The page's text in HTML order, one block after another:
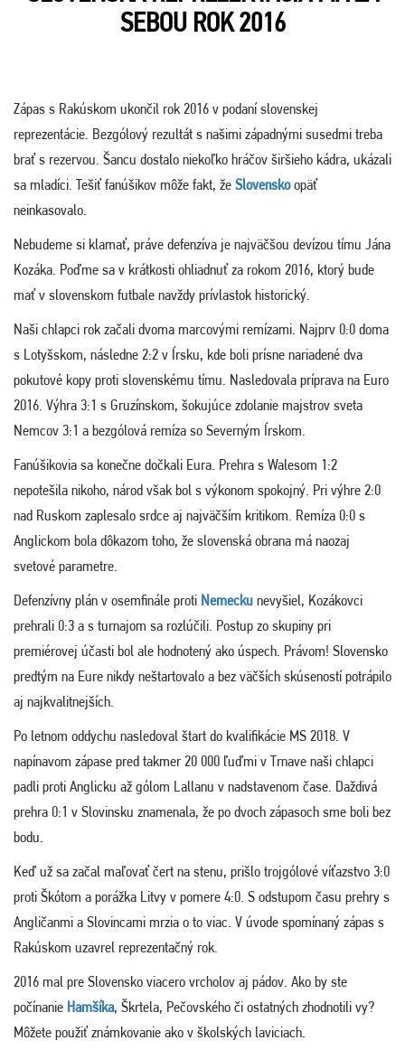
SEBOU ROK 2016
Zápas s Rakúskom ukončil rok 2016 v podaní slovenskej
reprezentácie. Bezgólový rezultát s našimi západnými susedmi treba
brať s rezervou. Šancu dostalo niekoľko hráčov širšieho kádra, ukázali
sa mladíci. Tešiť fanúšikov môže fakt, že Slovenskoopäť
neinkasovalo.
Nebudeme si klamať, práve defenzíva je najväčšou devízou tímu Jána
Kozáka. Poďme sa v krátkosti ohliadnuť za rokom 2016, ktorý bude
mať v slovenskom futbale navždy prívlastok historický.
Naši chlapci rok začali dvoma marcovými remízami. Najprv 0:0 doma
s Lotyšskom, následne 2:2 v Írsku, kde boli prísne nariadené dva
pokutové kopy proti slovenskému tímu. Nasledovala príprava na Euro
2016. Výhra 3:1 s Gruzínskom, šokujúce zdolanie majstrov sveta
Nemcov 3:1 a bezgólová remíza so Severným Írskom.
Fanúšikovia sa konečne dočkali Eura. Prehra s Walesom 1:2
nepotešila nikoho, národ však bol s výkonom spokojný. Pri výhre 2:0
nad Ruskom zaplesalo srdce aj najväčším kritikom. Remíza 0:0 s
Anglickom bola dôkazom toho, že slovenská obrana má naozaj
svetové parametre.
Defenzívny plán v osemfinále proti Nemecku nevyšiel, Kozákovci
prehrali 0:3 a s turnajom sa rozlúčili. Postup zo skupiny pri
premiérovej účasti bol ale hodnotený ako úspech. Právom! Slovensko
predtým na Eure nikdy neštartovalo a bez väčších skúseností potrápilo
aj najkvalitnejších.
Po letnom oddychu nasledoval štart do kvalifikácie MS 2018. V
napínavom zápase pred takmer 20 000 ľuďmi v Trnave naši chlapci
padli proti Anglicku až gólom Lallanu v nadstavenom čase. Daždivá
prehra 0:1 v Slovinsku znamenala, že po dvoch zápasoch sme boli bez
bodu.
Keď už sa začal maľovať čert na stenu, prišlo trojgólové víťazstvo 3:0
proti Škótom a porážka Litvy v pomere 4:0. S odstupom času prehry s
Angličanmi a Slovincami mrzia o to viac. V úvode spomínaný zápas s
Rakúskom uzavrel reprezentačný rok.
2016 mal pre Slovensko viacero vrcholov aj pádov. Ako by ste
počínanie Hamšíka, Škrtela, Pečovského či ostatných zhodnotili vy?
Môžete použiť známkovanie ako v školských laviciach.